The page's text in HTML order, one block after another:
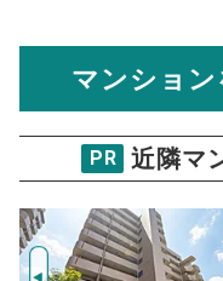
物件価格
ご希望の
返済期間
キングマンシ
試算条件 56㎡・
推定売却価格
マンション
PR 近隣マ